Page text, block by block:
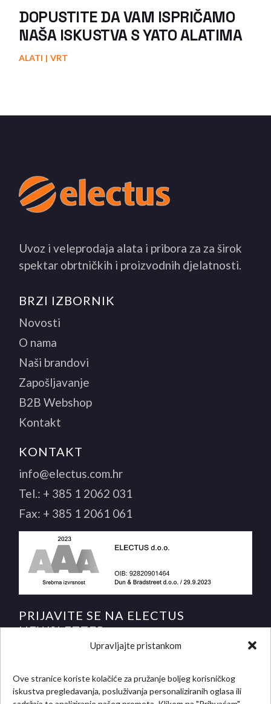
Upravljajte pristankom
Ove stranice koriste kolačiće za pružanje boljeg korisničkog
iskustva pregledavanja, posluživanja personaliziranih oglasa ili
DOPUSTITE DA VAM ISPRIČAMO
NAŠA ISKUSTVA S YATO ALATIMA
ALATI VRT
Uvoz i veleprodaja alata i pribora za za širok
spektar obrtničkih i proizvodnih djelatnosti.
BRZI IZBORNIK
Novosti
O nama
Naši brandovi
Zapošljavanje
B2B Webshop
Kontakt
KONTAKT
info@electus.com.hr
Tel.: + 385 1 2062 031
Fax: + 385 1 2061 061
PRIJAVITE SE NA ELECTUS
NEWSLETTER
i saznajte novosti i posebne ponude prije svih!
*